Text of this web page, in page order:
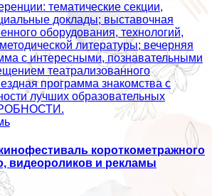
тематические секции,
доклады; выставочная
оборудования, технологий,
литературы; вечерняя
с интересными, познавательными
театрализованного
программа знакомства с
лучших образовательных
короткометражного
видеороликов и рекламы